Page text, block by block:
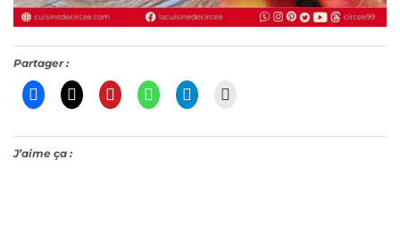
Partager :
J’aime ça :